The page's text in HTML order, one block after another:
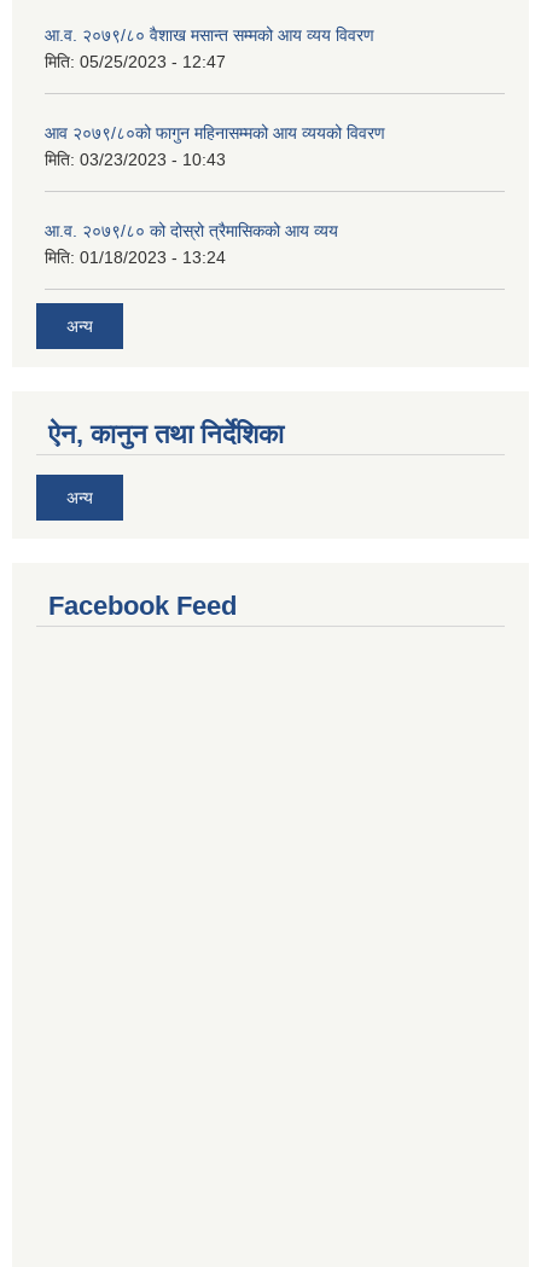
आ.व. २०७९/८० वैशाख मसान्त सम्मको आय व्यय विवरण
मिति: 05/25/2023 - 12:47
आव २०७९/८०को फागुन महिनासम्मको आय व्ययको विवरण
मिति: 03/23/2023 - 10:43
आ.व. २०७९/८० को दोस्रो त्रैमासिकको आय व्यय
मिति: 01/18/2023 - 13:24
अन्य
ऐन, कानुन तथा निर्देशिका
अन्य
Facebook Feed